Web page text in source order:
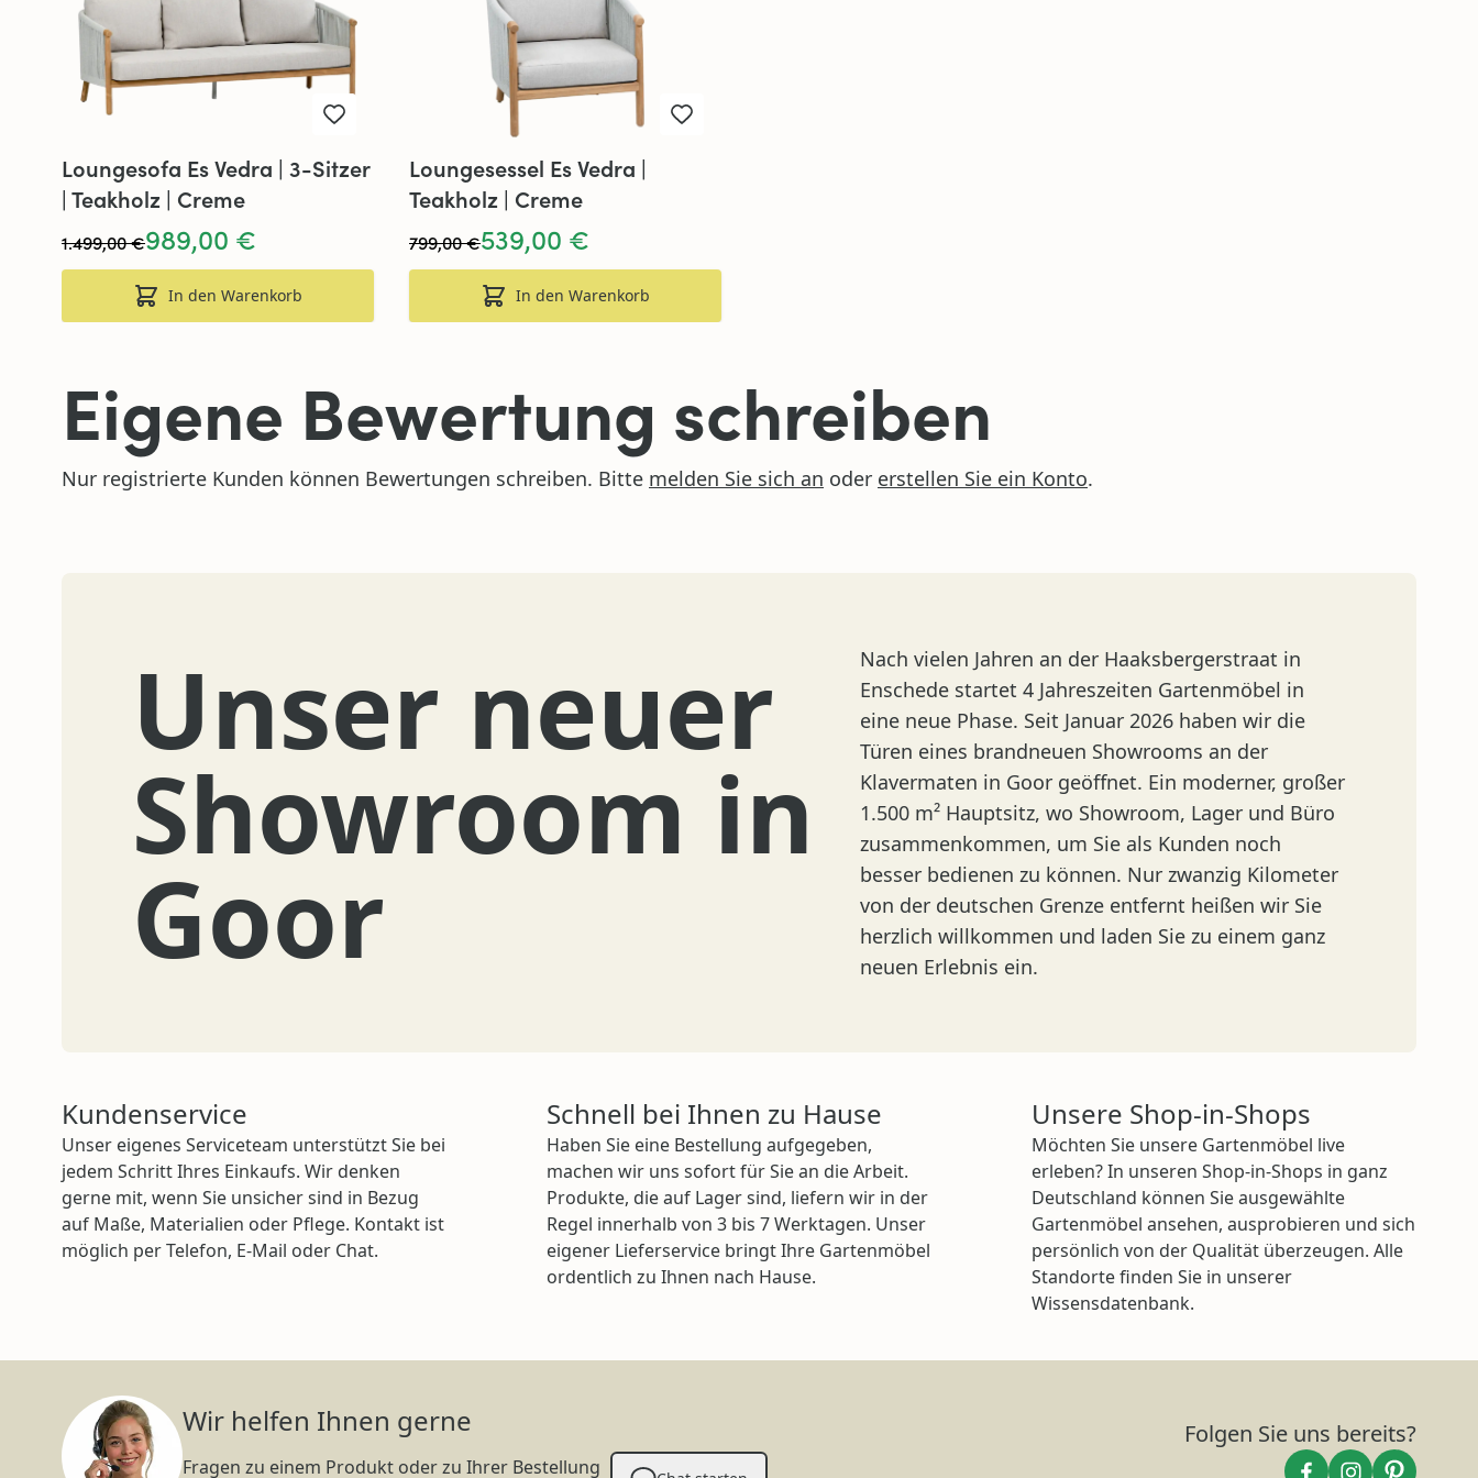
Loungesofa Es Vedra | 3-Sitzer
| Teakholz | Creme
989,00 €
1.499,00 €
In den Warenkorb
Loungesessel Es Vedra |
Teakholz | Creme
539,00 €
799,00 €
In den Warenkorb
Eigene Bewertung schreiben
Nur registrierte Kunden können Bewertungen schreiben. Bitte melden Sie sich an oder erstellen Sie ein Konto.
Unser neuer
Showroom in
Goor
Nach vielen Jahren an der Haaksbergerstraat in
Enschede startet 4 Jahreszeiten Gartenmöbel in
eine neue Phase. Seit Januar 2026 haben wir die
Türen eines brandneuen Showrooms an der
Klavermaten in Goor geöffnet. Ein moderner, großer
1.500 m² Hauptsitz, wo Showroom, Lager und Büro
zusammenkommen, um Sie als Kunden noch
besser bedienen zu können. Nur zwanzig Kilometer
von der deutschen Grenze entfernt heißen wir Sie
herzlich willkommen und laden Sie zu einem ganz
neuen Erlebnis ein.
Kundenservice
Unser eigenes Serviceteam unterstützt Sie bei
jedem Schritt Ihres Einkaufs. Wir denken
gerne mit, wenn Sie unsicher sind in Bezug
auf Maße, Materialien oder Pflege. Kontakt ist
möglich per Telefon, E-Mail oder Chat.
Schnell bei Ihnen zu Hause
Haben Sie eine Bestellung aufgegeben,
machen wir uns sofort für Sie an die Arbeit.
Produkte, die auf Lager sind, liefern wir in der
Regel innerhalb von 3 bis 7 Werktagen. Unser
eigener Lieferservice bringt Ihre Gartenmöbel
ordentlich zu Ihnen nach Hause.
Unsere Shop-in-Shops
Möchten Sie unsere Gartenmöbel live
erleben? In unseren Shop-in-Shops in ganz
Deutschland können Sie ausgewählte
Gartenmöbel ansehen, ausprobieren und sich
persönlich von der Qualität überzeugen. Alle
Standorte finden Sie in unserer
Wissensdatenbank.
Wir helfen Ihnen gerne
Fragen zu einem Produkt oder zu Ihrer Bestellung
Folgen Sie uns bereits?